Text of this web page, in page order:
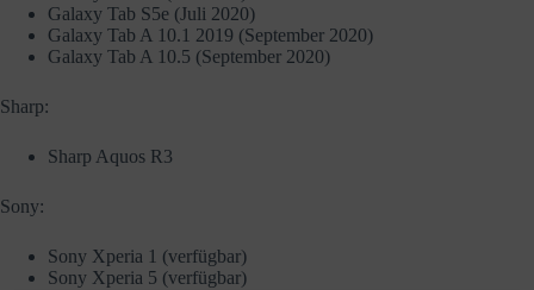
Galaxy Tab S5e (Juli 2020)
Galaxy Tab A 10.1 2019 (September 2020)
Galaxy Tab A 10.5 (September 2020)
Sharp:
Sharp Aquos R3
Sony:
Sony Xperia 1 (verfügbar)
Sony Xperia 5 (verfügbar)